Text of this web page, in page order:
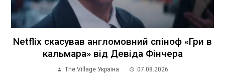
Netflix скасував англомовний спіноф «Гри в
кальмара» від Девіда Фінчера
The Village Україна 07.08.2026